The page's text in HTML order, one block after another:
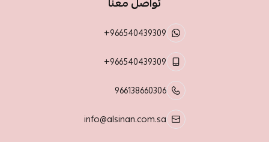
+966540439309
+966540439309
966138660306
info@alsinan.com.sa